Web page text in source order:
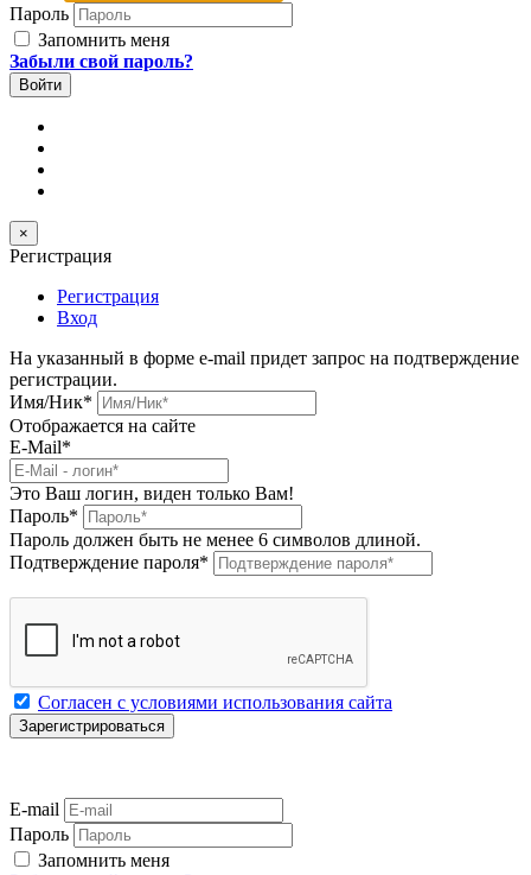
Пароль
Запомнить меня
Забыли свой пароль?
×
Регистрация
Регистрация
Вход
На указанный в форме e-mail придет запрос на подтверждение
регистрации.
Имя/Ник*
Отображается на сайте
E-Mail*
Это Ваш логин, виден только Вам!
Пароль*
Пароль должен быть не менее 6 символов длиной.
Подтверждение пароля*
Согласен с условиями использования сайта
E-mail
Пароль
Запомнить меня